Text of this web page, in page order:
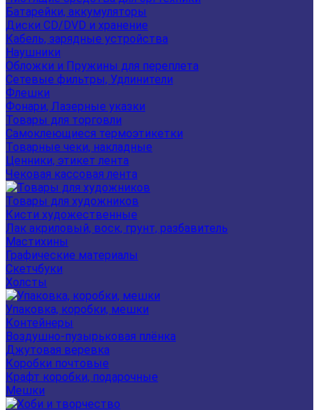
Батарейки, аккумуляторы
Диски CD/DVD и хранение
Кабель, зарядные устройства
Наушники
Обложки и Пружины для переплета
Сетевые фильтры, Удлинители
Флешки
Фонари, Лазерные указки
Товары для торговли
Самоклеющиеся термоэтикетки
Товарные чеки, накладные
Ценники, этикет лента
Чековая кассовая лента
Товары для художников
Кисти художественные
Лак акриловый, воск, грунт, разбавитель
Мастихины
Графические материалы
Скетчбуки
Холсты
Упаковка, коробки, мешки
Контейнеры
Воздушно-пузырьковая плёнка
Джутовая веревка
Коробки почтовые
Крафт коробки, подарочные
Мешки